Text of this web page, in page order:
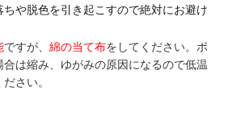
ちや脱色を引き起こすので絶対にお避け
ですが、 綿の当て布をしてください。ポ
合は縮み、ゆがみの原因になるので低温
さい。